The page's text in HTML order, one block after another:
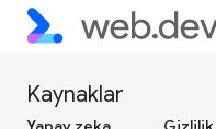
Kaynaklar